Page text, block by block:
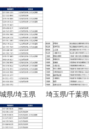
県/埼玉県 埼玉県/千葉県